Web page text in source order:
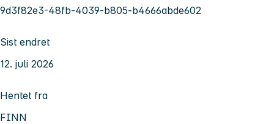
9d3f82e3-48fb-4039-b805-b4666abde602
Sist endret
12. juli 2026
Hentet fra
FINN